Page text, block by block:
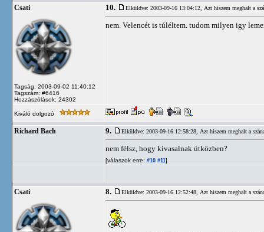
Csati
Tagság: 2003-09-02 11:40:12
Tagszám: #6416
Hozzászólások: 24302
10. Elküldve: 2003-09-16 13:04:12, Azt hiszem meghalt a
nem. Velencét is túléltem. tudom milyen igy
Kiváló dolgozó
Richard Bach 9. Elküldve: 2003-09-16 12:58:28, Azt hiszem meghalt a
nem félsz, hogy kivasalnak útközben?
[válaszok erre: #10 #11]
Csati 8. Elküldve: 2003-09-16 12:52:48, Azt hiszem meghalt a